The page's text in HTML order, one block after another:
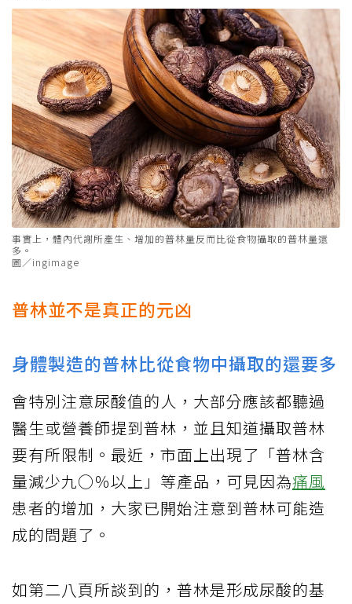
事實上，體內代謝所產生、增加的普林量反而比從食物攝取的普林量還
多。
圖／ingimage
普林並不是真正的元凶
身體製造的普林比從食物中攝取的還要多
會特別注意尿酸值的人，大部分應該都聽過
醫生或營養師提到普林，並且知道攝取普林
要有所限制。最近，市面上出現了「普林含
量減少九○％以上」等產品，可見因為痛風
患者的增加，大家已開始注意到普林可能造
成的問題了。
如第二八頁所談到的，普林是形成尿酸的基